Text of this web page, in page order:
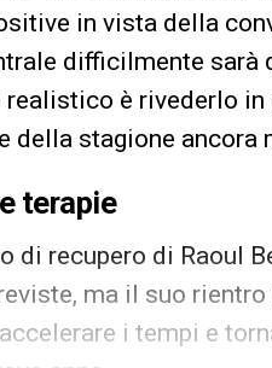
in vista della
difficilmente sarà
realistico è rivederlo
della stagione ancora
terapie
di recupero di Raoul
ma il suo
i tempi e